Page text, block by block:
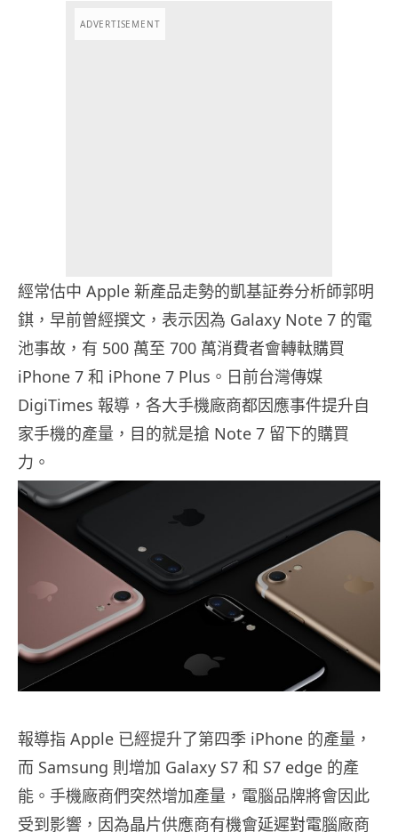
ADVERTISEMENT
經常估中 Apple 新產品走勢的凱基証券分析師郭明
錤，早前曾經撰文，表示因為 Galaxy Note 7 的電
池事故，有 500 萬至 700 萬消費者會轉軚購買
iPhone 7 和 iPhone 7 Plus。日前台灣傳媒
DigiTimes 報導，各大手機廠商都因應事件提升自
家手機的產量，目的就是搶 Note 7 留下的購買
力。
報導指 Apple 已經提升了第四季 iPhone 的產量，
而 Samsung 則增加 Galaxy S7 和 S7 edge 的產
能。手機廠商們突然增加產量，電腦品牌將會因此
受到影響，因為晶片供應商有機會延遲對電腦廠商